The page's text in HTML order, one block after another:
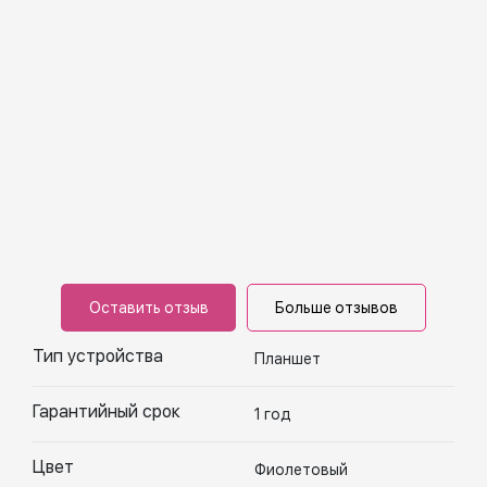
Оставить отзыв Больше отзывов
Тип устройства Планшет
Гарантийный срок 1 год
Цвет Фиолетовый